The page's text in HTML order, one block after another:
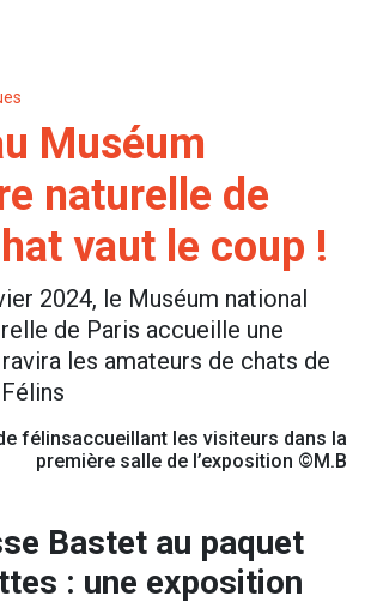
Muséum
naturelle de
vaut le coup !
2024, le Muséum national
de Paris accueille une
les amateurs de chats de
félinsaccueillant les visiteurs dans la
première salle de l’exposition ©M.B
Bastet au paquet
: une exposition